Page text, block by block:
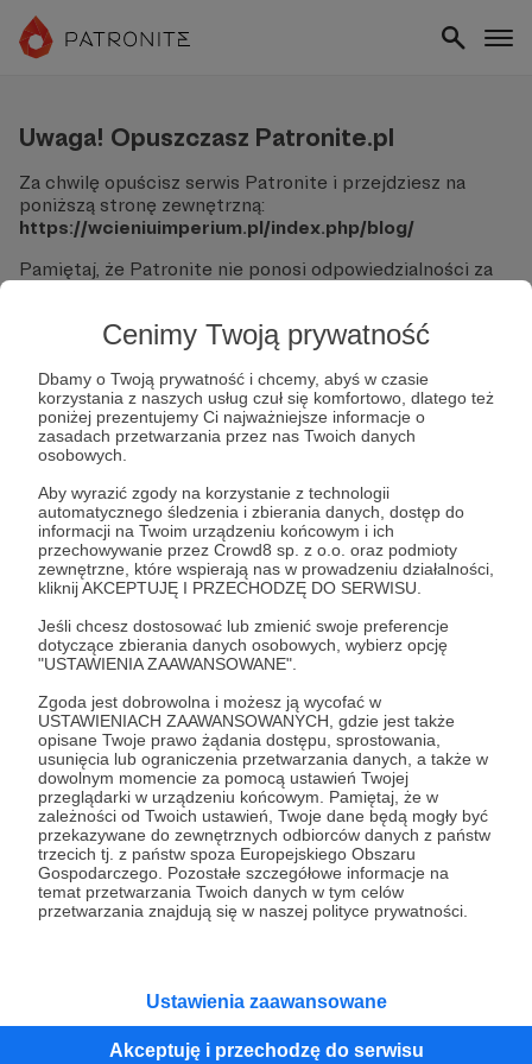
Cenimy Twoją prywatność
Dbamy o Twoją prywatność i chcemy, abyś w czasie
korzystania z naszych usług czuł się komfortowo, dlatego też
poniżej prezentujemy Ci najważniejsze informacje o
zasadach przetwarzania przez nas Twoich danych
osobowych.
Aby wyrazić zgody na korzystanie z technologii
automatycznego śledzenia i zbierania danych, dostęp do
informacji na Twoim urządzeniu końcowym i ich
przechowywanie przez Crowd8 sp. z o.o. oraz podmioty
zewnętrzne, które wspierają nas w prowadzeniu działalności,
kliknij AKCEPTUJĘ I PRZECHODZĘ DO SERWISU.
Jeśli chcesz dostosować lub zmienić swoje preferencje
dotyczące zbierania danych osobowych, wybierz opcję
"USTAWIENIA ZAAWANSOWANE".
Zgoda jest dobrowolna i możesz ją wycofać w
USTAWIENIACH ZAAWANSOWANYCH, gdzie jest także
opisane Twoje prawo żądania dostępu, sprostowania,
usunięcia lub ograniczenia przetwarzania danych, a także w
dowolnym momencie za pomocą ustawień Twojej
przeglądarki w urządzeniu końcowym. Pamiętaj, że w
zależności od Twoich ustawień, Twoje dane będą mogły być
przekazywane do zewnętrznych odbiorców danych z państw
trzecich tj. z państw spoza Europejskiego Obszaru
Gospodarczego. Pozostałe szczegółowe informacje na
temat przetwarzania Twoich danych w tym celów
przetwarzania znajdują się w naszej polityce prywatności.
Ustawienia zaawansowane
Akceptuję i przechodzę do serwisu
Uwaga! Opuszczasz Patronite.pl
Za chwilę opuścisz serwis Patronite i przejdziesz na
poniższą stronę zewnętrzną:
https://wcieniuimperium.pl/index.php/blog/
Pamiętaj, że Patronite nie ponosi odpowiedzialności za
Nie podawaj swoich danych logowania ani informacji
finansowych na podjerzanych stronach.
Sprawdź dokładnie adres URL, zanim klikniesz przycisk
"Tak, przejdź do strony".
Jeśli masz wątpliwości, wróć do Patronite i zweryfikuj
link.
Czy na pewno chcesz kontynuować?
Tak, przejdź do strony
Kategorie
O Patronite
Dodatkowe produkty
Pomoc
RegulaminPolityka prywatnościPatronite Commons
Unia Europejska